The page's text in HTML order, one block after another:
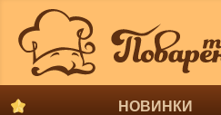
НОВИНКИ